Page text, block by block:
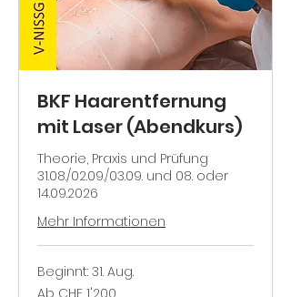
BKF Haarentfernung
mit Laser (Abendkurs)
Theorie, Praxis und Prüfung
31.08./02.09./03.09. und 08. oder
14.09.2026
Mehr Informationen
Beginnt: 31. Aug.
Ab
Ab CHF 1'200